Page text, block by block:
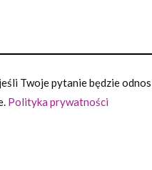
Twoje pytanie będzie
Polityka prywatności